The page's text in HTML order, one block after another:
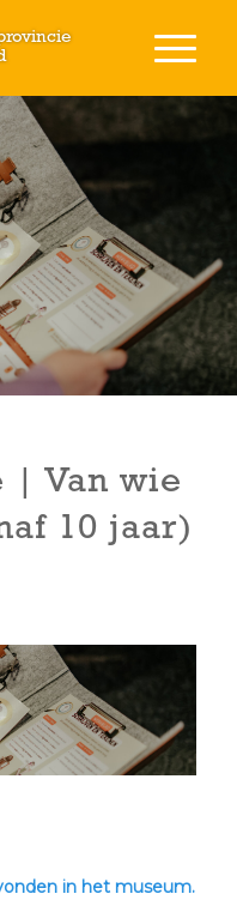
| Van wie
10 jaar)
in het museum.